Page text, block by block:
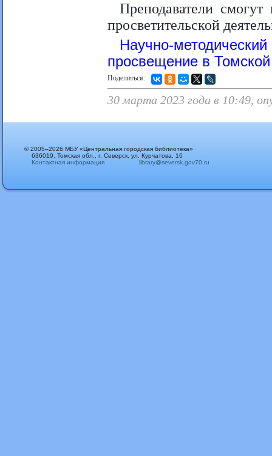
Преподаватели смогут
просветительской
Научно-
просвещение в
Поделиться:
30 марта 2023 года в 10:49,
© 2005–2026 МБУ «Центральная городская библиотека»
636019, Томская обл., г. Северск, ул. Курчатова, 16
Контактная информация
library@seversk.gov70.ru